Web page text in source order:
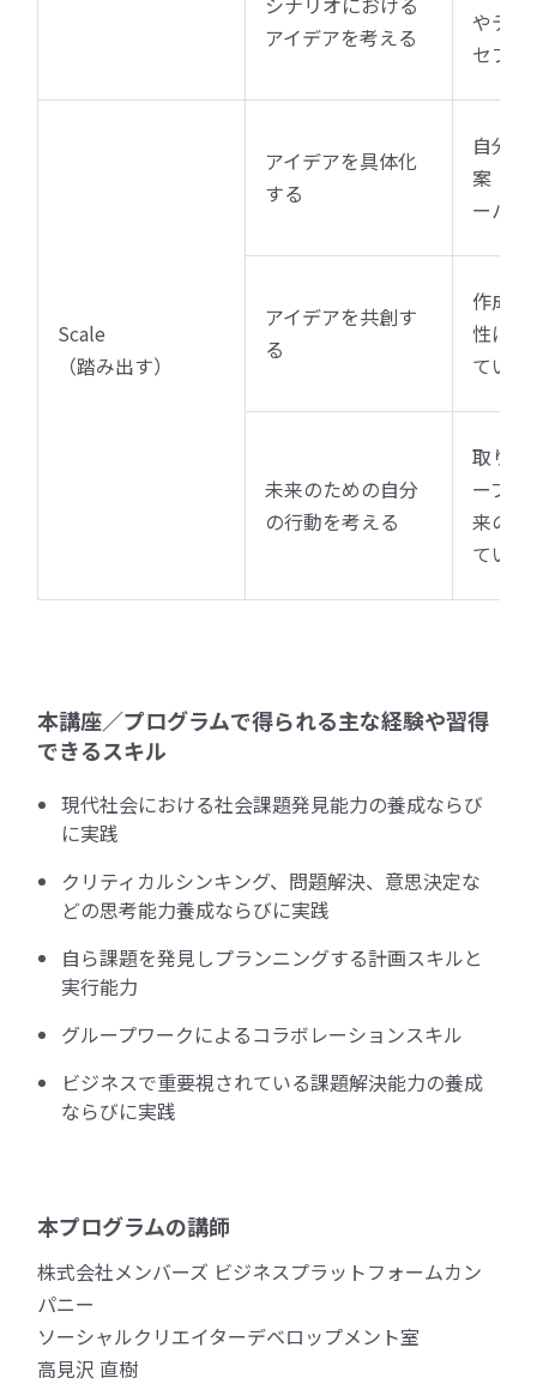
アイデアを考える
やテー
セプト
Scale
（踏み出す）
アイデアを具体化
する
自分
案（コ
ーパー
アイデアを共創す
る
作成し
性につ
ていき
未来のための自分
の行動を考える
取り組
ープ、
来の実
ていき
本講座／プログラムで得られる主な経験や習得
できるスキル
現代社会における社会課題発見能力の養成ならび
に実践
クリティカルシンキング、問題解決、意思決定な
どの思考能力養成ならびに実践
自ら課題を発見しプランニングする計画スキルと
実行能力
グループワークによるコラボレーションスキル
ビジネスで重要視されている課題解決能力の養成
ならびに実践
本プログラムの講師
株式会社メンバーズ ビジネスプラットフォームカン
パニー
ソーシャルクリエイターデベロップメント室
高見沢 直樹